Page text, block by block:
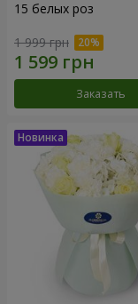
15 белых роз
1 999 грн
Заказать